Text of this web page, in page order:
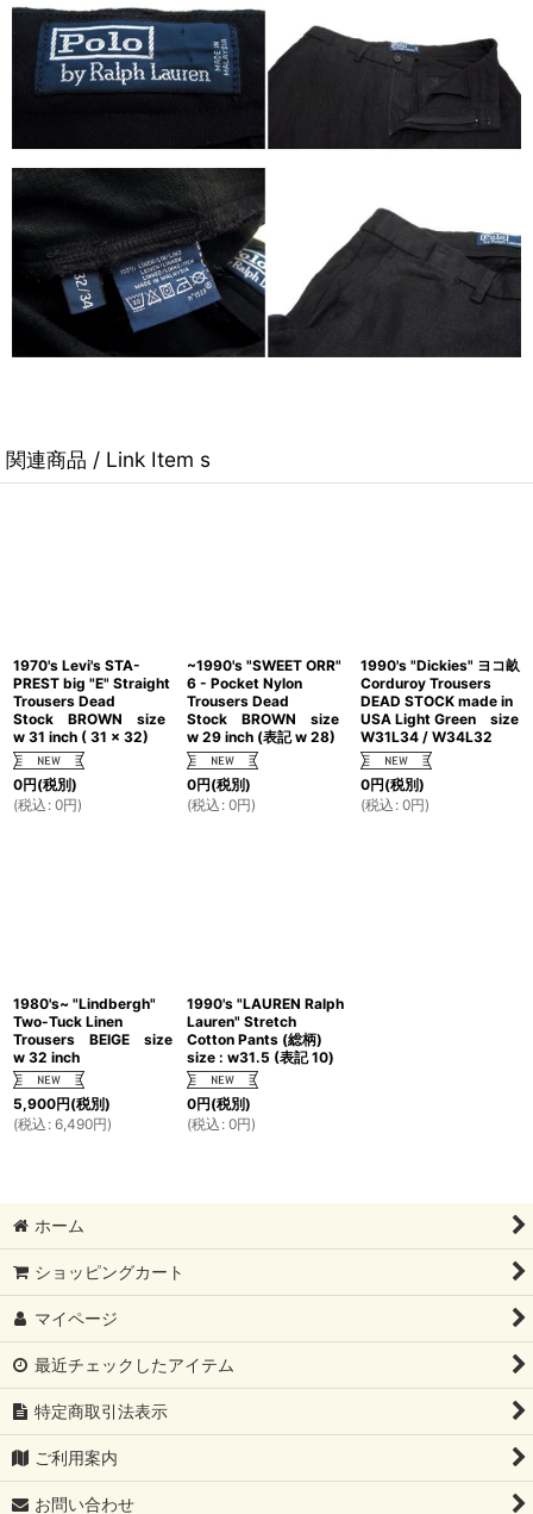
関連商品 / Link Item s
1970's Levi's STA-
PREST big "E" Straight
Trousers Dead
Stock BROWN size
w 31 inch ( 31 x 32)
0円(税別)
(税込 : 0円)
~1990's "SWEET ORR"
6 - Pocket Nylon
Trousers Dead
Stock BROWN size
w 29 inch (表記 w 28)
0円(税別)
(税込 : 0円)
1990's "Dickies" ヨコ畝
Corduroy Trousers
DEAD STOCK made in
USA Light Green size
W31L34 / W34L32
0円(税別)
(税込 : 0円)
1980's~ "Lindbergh"
Two-Tuck Linen
Trousers BEIGE size
w 32 inch
5,900円(税別)
(税込 : 6,490円)
1990's "LAUREN Ralph
Lauren" Stretch
Cotton Pants (総柄)
size : w31.5 (表記 10)
0円(税別)
(税込 : 0円)
ホーム
ショッピングカート
マイページ
最近チェックしたアイテム
特定商取引法表示
ご利用案内
お問い合わせ